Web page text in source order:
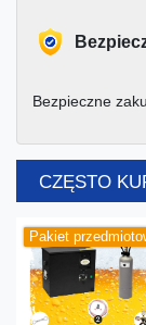
Bezpieczne
CZĘSTO
Pakiet